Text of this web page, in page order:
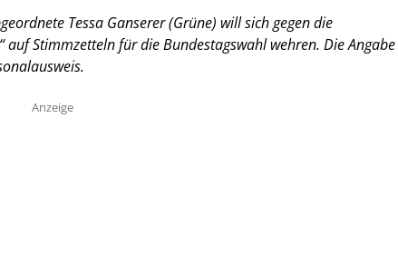
Tessa Ganserer (Grüne) will sich gegen die
auf Stimmzetteln für die Bundestagswahl wehren. Die Angabe
Anzeige